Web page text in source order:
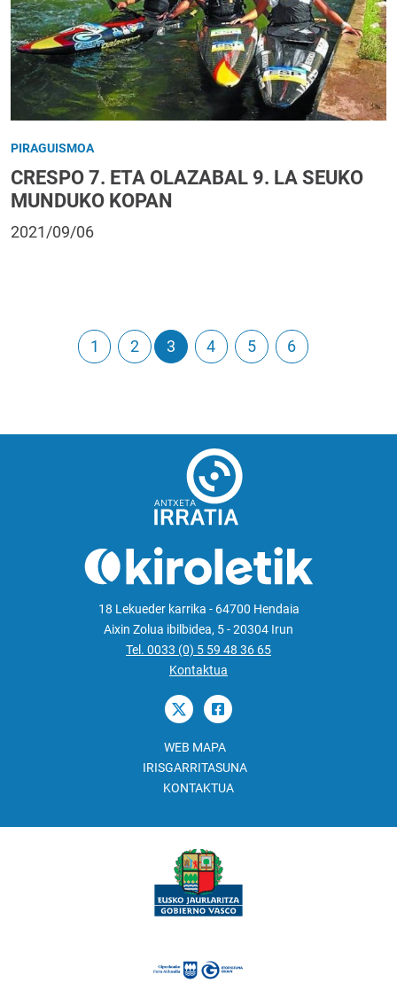
PIRAGUISMOA
CRESPO 7. ETA OLAZABAL 9. LA SEUKO
MUNDUKO KOPAN
2021/09/06
1 2 3 4 5 6
18 Lekueder karrika - 64700 Hendaia
Aixin Zolua ibilbidea, 5 - 20304 Irun
Tel. 0033 (0) 5 59 48 36 65
Kontaktua
WEB MAPA
IRISGARRITASUNA
KONTAKTUA